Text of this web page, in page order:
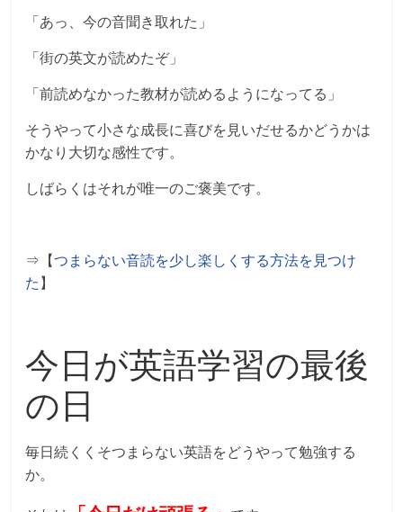
「あっ、今の音聞き取れた」
「街の英文が読めたぞ」
「前読めなかった教材が読めるようになってる」
そうやって小さな成長に喜びを見いだせるかどうかは
かなり大切な感性です。
しばらくはそれが唯一のご褒美です。
⇒【つまらない音読を少し楽しくする方法を見つけ
た】
今日が英語学習の最後
の日
毎日続くくそつまらない英語をどうやって勉強する
か。